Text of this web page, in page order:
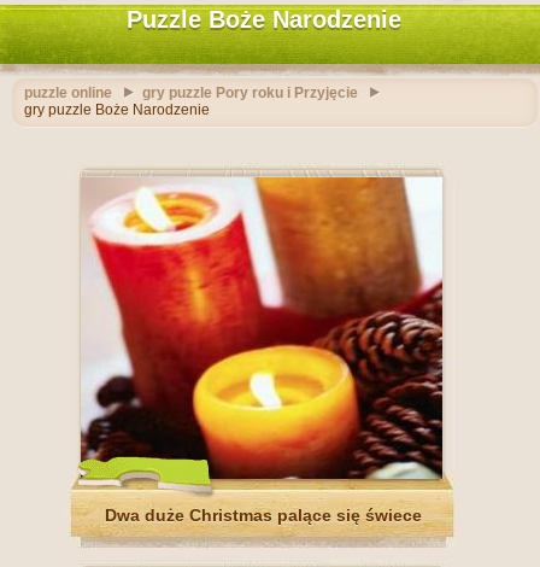
Puzzle Boże Narodzenie
puzzle online
gry puzzle Pory roku i Przyjęcie
gry puzzle Boże Narodzenie
Dwa duże Christmas palące się świece